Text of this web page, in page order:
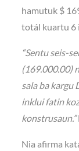
hamutuk $
totál kuartu 6
“Sentu seis-
(169.000.00)
sala ba kargu
inklui fatin
konstrusaun.”
Nia afirma